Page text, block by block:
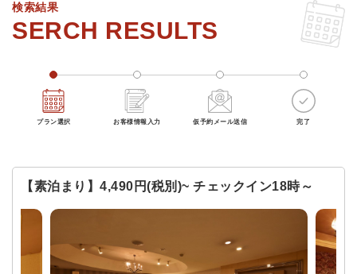
検索結果
プラン選択 お客様情報入力 仮予約メール送信 完了
【素泊まり】4,490円(税別)~ チェックイン18時～